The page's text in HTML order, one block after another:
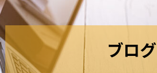
ブログ